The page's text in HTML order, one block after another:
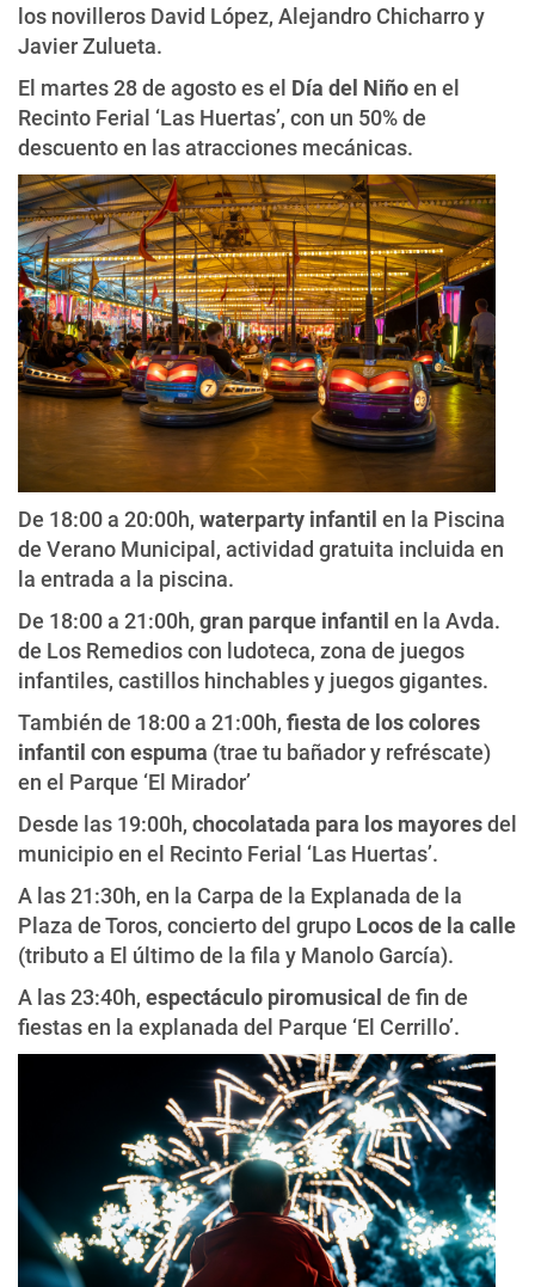
los novilleros David López, Alejandro Chicharro y
Javier Zulueta.
El martes 28 de agosto es el Día del Niñoen el
Recinto Ferial ‘Las Huertas’, con un 50% de
descuento en las atracciones mecánicas.
De 18:00 a 20:00h, waterparty infantil en la Piscina
de Verano Municipal, actividad gratuita incluida en
la entrada a la piscina.
De 18:00 a 21:00h, gran parque infantil en la Avda.
de Los Remedios con ludoteca, zona de juegos
infantiles, castillos hinchables y juegos gigantes.
También de 18:00 a 21:00h, fiesta de los colores
infantil con espuma (trae tu bañador y refréscate)
en el Parque ‘El Mirador’
Desde las 19:00h, chocolatada para los mayoresdel
municipio en el Recinto Ferial ‘Las Huertas’.
A las 21:30h, en la Carpa de la Explanada de la
Plaza de Toros, concierto del grupo Locos de la calle
(tributo a El último de la fila y Manolo García).
A las 23:40h, espectáculo piromusical de fin de
fiestas en la explanada del Parque ‘El Cerrillo’.